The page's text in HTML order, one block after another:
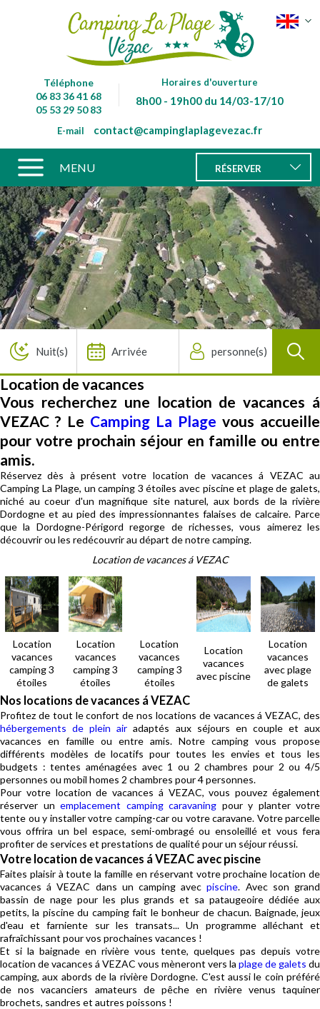
Téléphone
06 83 36 41 68
05 53 29 50 83
Horaires d'ouverture
8h00 - 19h00 du 14/03-17/10
E-mail contact@campinglaplagevezac.fr
RÉSERVER
MENU
Location de vacances
Vous recherchez une location de vacances á
VEZAC ? Le Camping La Plage vous accueille
pour votre prochain séjour en famille ou entre
amis.
Réservez dès à présent votre location de vacances á VEZAC au
Camping La Plage, un camping 3 étoiles avec piscine et plage de galets,
niché au coeur d'un magnifique site naturel, aux bords de la rivière
Dordogne et au pied des impressionnantes falaises de calcaire. Parce
que la Dordogne-Périgord regorge de richesses, vous aimerez les
découvrir ou les redécouvrir au départ de notre camping.
Location de vacances á VEZAC
Location
vacances
camping 3
étoiles
Location
vacances
camping 3
étoiles
Location
vacances
camping 3
étoiles
Location
vacances
avec piscine
Location
vacances
avec plage
de galets
Nos locations de vacances á VEZAC
Profitez de tout le confort de nos locations de vacances á VEZAC, des
hébergements de plein air adaptés aux séjours en couple et aux
vacances en famille ou entre amis. Notre camping vous propose
différents modèles de locatifs pour toutes les envies et tous les
budgets : tentes aménagées avec 1 ou 2 chambres pour 2 ou 4/5
personnes ou mobil homes 2 chambres pour 4 personnes.
Pour votre location de vacances á VEZAC, vous pouvez également
réserver un emplacement camping caravaning pour y planter votre
tente ou y installer votre camping-car ou votre caravane. Votre parcelle
vous offrira un bel espace, semi-ombragé ou ensoleillé et vous fera
profiter de services et prestations de qualité pour un séjour réussi.
Votre location de vacances á VEZAC avec piscine
Faites plaisir à toute la famille en réservant votre prochaine location de
vacances á VEZAC dans un camping avecpiscine. Avec son grand
bassin de nage pour les plus grands et sa pataugeoire dédiée aux
petits, la piscine du camping fait le bonheur de chacun. Baignade, jeux
d'eau et farniente sur les transats... Un programme alléchant et
rafraîchissant pour vos prochaines vacances !
Et si la baignade en rivière vous tente, quelques pas depuis votre
location de vacances á VEZAC vous mèneront vers la plage de galets du
camping, aux abords de la rivière Dordogne. C'est aussi le coin préféré
de nos vacanciers amateurs de pêche en rivière venus taquiner
brochets, sandres et autres poissons !